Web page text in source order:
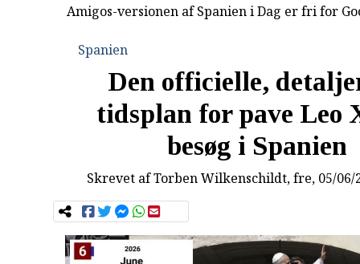
Amigos-versionen af Spanien i Dag er fri for
Spanien
Den officielle,
tidsplan for pave Leo
besøg i Spanien
Skrevet afTorben Wilkenschildt, fre, 05/06/